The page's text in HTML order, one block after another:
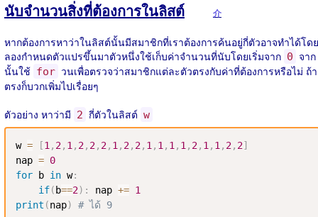
นับจำนวนสิ่งที่ต้องการในลิสต์ 介
หากต้องการหาว่าในลิสต์นั้นมีสมาชิกที่เราต้องการค้นอยู่กี่ตัวอาจทำได้โดย
ลองกำหนดตัวแปรขึ้นมาตัวหนึ่งใช้เก็บค่าจำนวนที่นับโดยเริ่มจาก 0 จาก
นั้นใช้ for วนเพื่อตรวจว่าสมาชิกแต่ละตัวตรงกับค่าที่ต้องการหรือไม่ ถ้า
ตรงก็บวกเพิ่มไปเรื่อยๆ
ตัวอย่าง หาว่ามี 2 กี่ตัวในลิสต์ w
w = [1 , 2, 1 , 2, 2, 2, 1 , 2, 2, 1 , 1 , 1 , 1 , 2, 1 , 1 , 2, 2]
nap = 0
for b in w:
if( b==2) : nap += 1
print (nap) # ได้ 9